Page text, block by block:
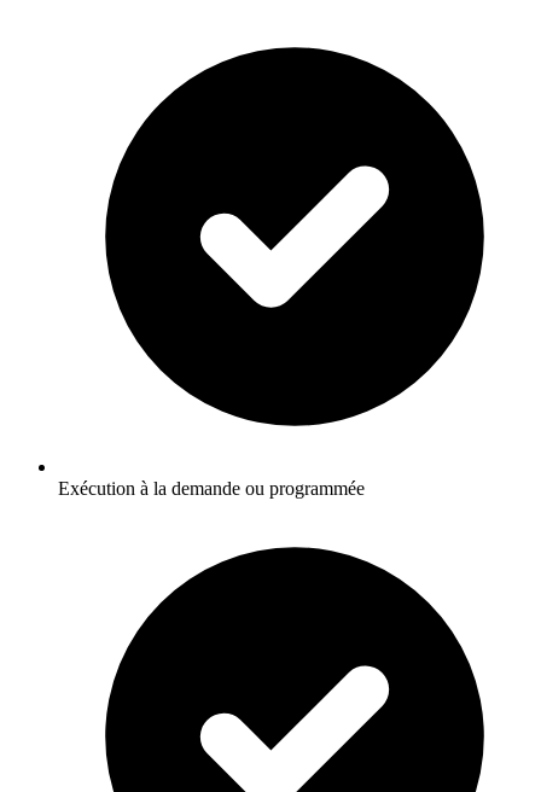
Exécution à la demande ou programmée